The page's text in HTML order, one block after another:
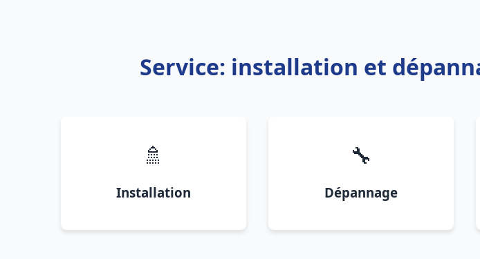
Service: installation et
🚿
Installation
🔧
Dépannage